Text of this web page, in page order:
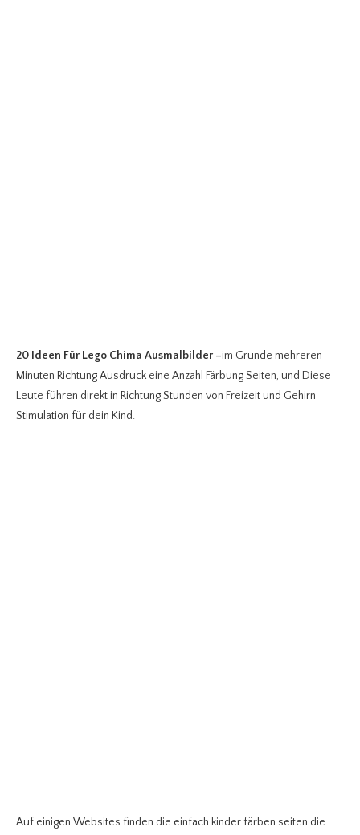
20 Ideen Für Lego Chima Ausmalbilder –im Grunde mehreren
Minuten Richtung Ausdruck eine Anzahl Färbung Seiten, und Diese
Leute führen direkt in Richtung Stunden von Freizeit und Gehirn
Stimulation für dein Kind.
Auf einigen Websites finden die einfach kinder färben seiten die